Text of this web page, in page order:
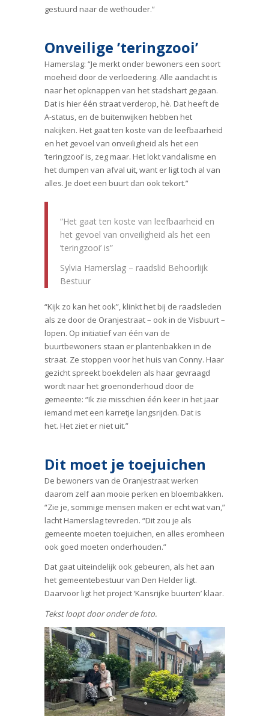
gestuurd naar de wethouder.”
Onveilige ’teringzooi’
Hamerslag: “Je merkt onder bewoners een soort
moeheid door de verloedering. Alle aandacht is
naar het opknappen van het stadshart gegaan.
Dat is hier één straat verderop, hè. Dat heeft de
A-status, en de buitenwijken hebben het
nakijken. Het gaat ten koste van de leefbaarheid
en het gevoel van onveiligheid als het een
’teringzooi’ is, zeg maar. Het lokt vandalisme en
het dumpen van afval uit, want er ligt toch al van
alles. Je doet een buurt dan ook tekort.”
“Het gaat ten koste van leefbaarheid en
het gevoel van onveiligheid als het een
’teringzooi’ is”
Sylvia Hamerslag – raadslid Behoorlijk
Bestuur
“Kijk zo kan het ook”, klinkt het bij de raadsleden
als ze door de Oranjestraat – ook in de Visbuurt –
lopen. Op initiatief van één van de
buurtbewoners staan er plantenbakken in de
straat. Ze stoppen voor het huis van Conny. Haar
gezicht spreekt boekdelen als haar gevraagd
wordt naar het groenonderhoud door de
gemeente: “Ik zie misschien één keer in het jaar
iemand met een karretje langsrijden. Dat is
het. Het ziet er niet uit.”
Dit moet je toejuichen
De bewoners van de Oranjestraat werken
daarom zelf aan mooie perken en bloembakken.
“Zie je, sommige mensen maken er echt wat van,”
lacht Hamerslag tevreden. “Dit zou je als
gemeente moeten toejuichen, en alles eromheen
ook goed moeten onderhouden.”
Dat gaat uiteindelijk ook gebeuren, als het aan
het gemeentebestuur van Den Helder ligt.
Daarvoor ligt het project ‘Kansrijke buurten’ klaar.
Tekst loopt door onder de foto.